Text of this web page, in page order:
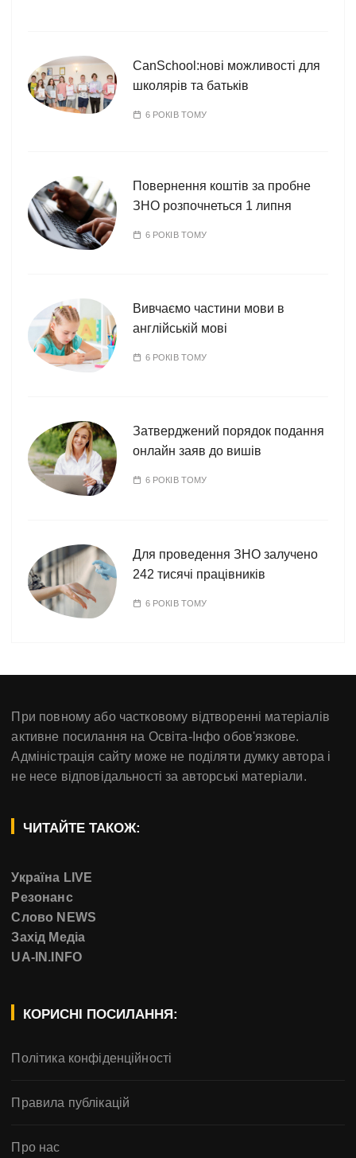
CanSchool:нові можливості для
школярів та батьків
6 РОКІВ ТОМУ
Повернення коштів за пробне
ЗНО розпочнеться 1 липня
6 РОКІВ ТОМУ
Вивчаємо частини мови в
англійській мові
6 РОКІВ ТОМУ
Затверджений порядок подання
онлайн заяв до вишів
6 РОКІВ ТОМУ
Для проведення ЗНО залучено
242 тисячі працівників
6 РОКІВ ТОМУ
При повному або частковому відтворенні матеріалів
активне посилання на Освіта-Інфо обов'язкове.
Адміністрація сайту може не поділяти думку автора і
не несе відповідальності за авторські матеріали.
ЧИТАЙТЕ ТАКОЖ:
Україна LIVE
Резонанс
Слово NEWS
Захід Медіа
UA-IN.INFO
КОРИСНІ ПОСИЛАННЯ:
Політика конфіденційності
Правила публікацій
Про нас